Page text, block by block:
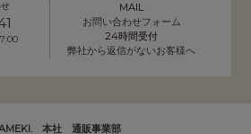
MAIL
お問い合わせフォーム
24時間受付
弊社から返信がないお客様へ
本社 通販事業部